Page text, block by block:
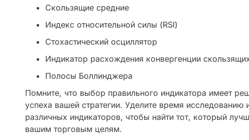
Скользящие средние
Индекс относительной силы (RSI)
Стохастический осциллятор
Индикатор расхождения конвергенции
Полосы Боллинджера
Помните, что выбор правильного индикатора имеет
успеха вашей стратегии. Уделите время исследованию
различных индикаторов, чтобы найти тот, который
вашим торговым целям.